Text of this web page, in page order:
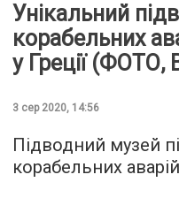
Унікальний
корабельних
у Греції (ФОТО,
3 сер 2020, 14:56
Підводний музей
корабельних